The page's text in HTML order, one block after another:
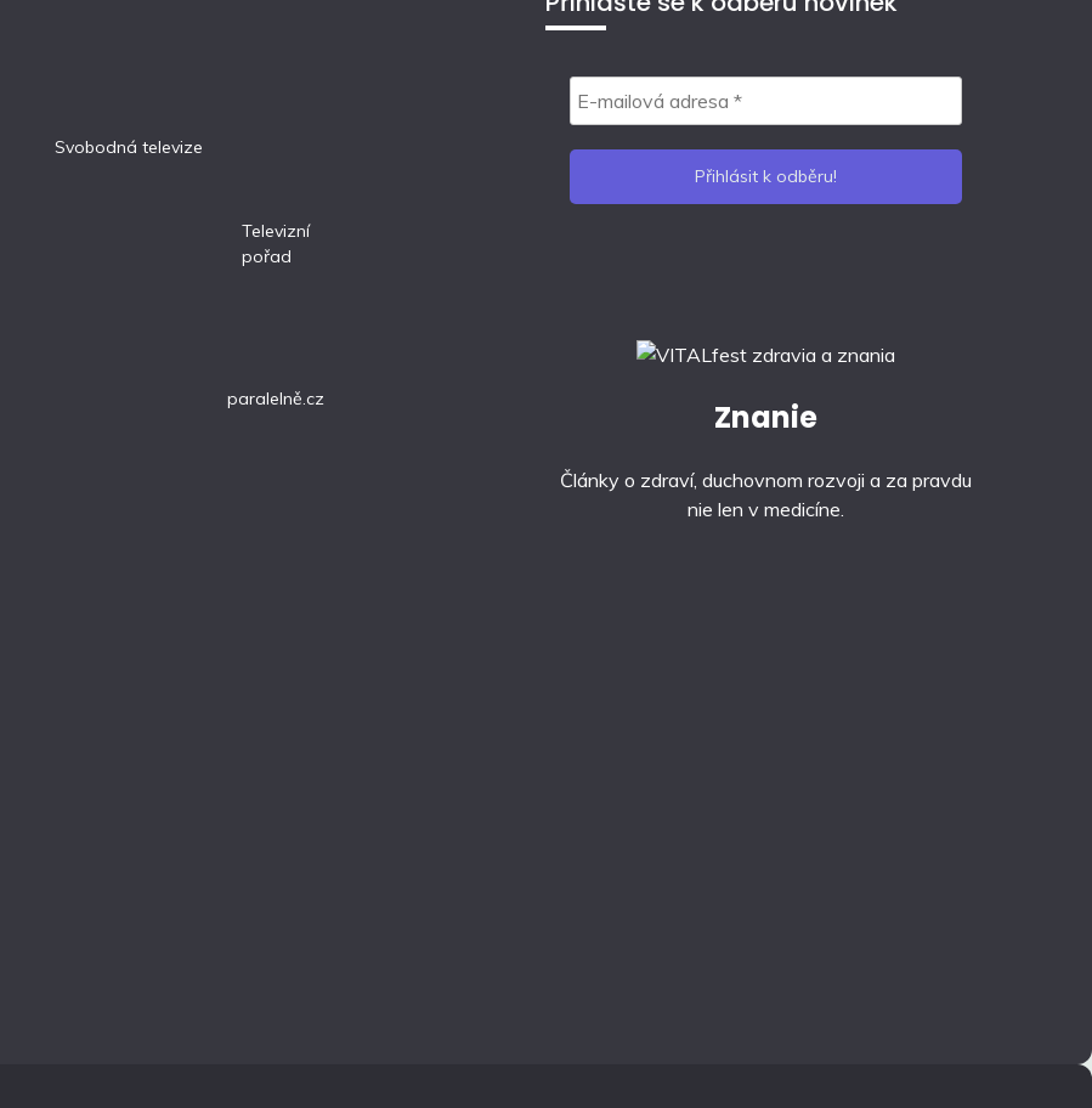
Svobodná televize
Televizní
pořad
paralelně.cz Znanie
Články o zdraví, duchovnom rozvoji a za pravdu
nie len v medicíne.